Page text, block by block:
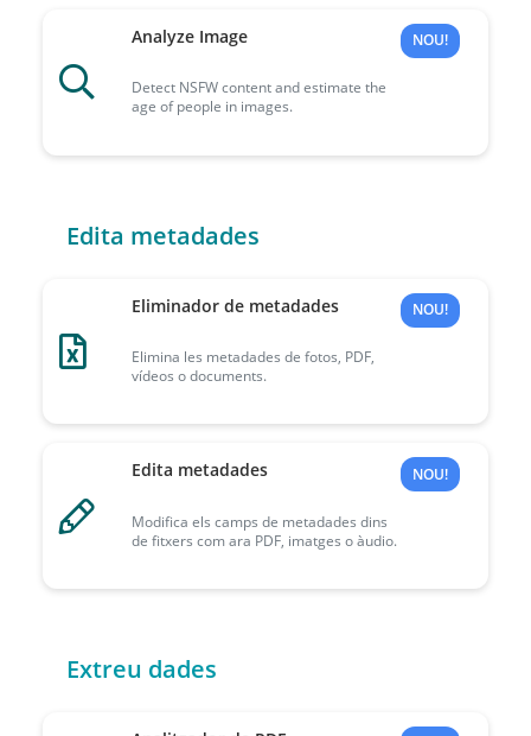
Analyze Image
Detect NSFW content and estimate the
age of people in images.
NOU!
Edita metadades
Eliminador de metadades
Elimina les metadades de fotos, PDF,
vídeos o documents.
NOU!
Edita metadades
Modifica els camps de metadades dins
de fitxers com ara PDF, imatges o àudio.
NOU!
Extreu dades